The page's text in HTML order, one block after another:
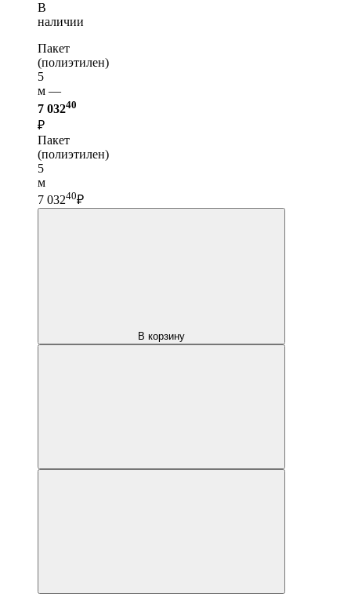
В
наличии
Пакет
(полиэтилен)
5
м —
7 03240
₽
Пакет
(полиэтилен)
5
м
7 03240₽
В корзину